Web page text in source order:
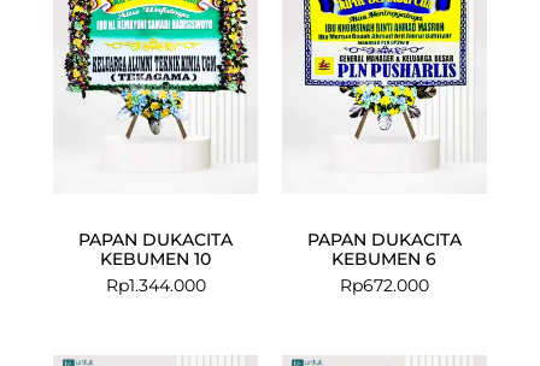
PAPAN DUKACITA
KEBUMEN 10
Rp1.344.000
PAPAN DUKACITA
KEBUMEN 6
Rp672.000